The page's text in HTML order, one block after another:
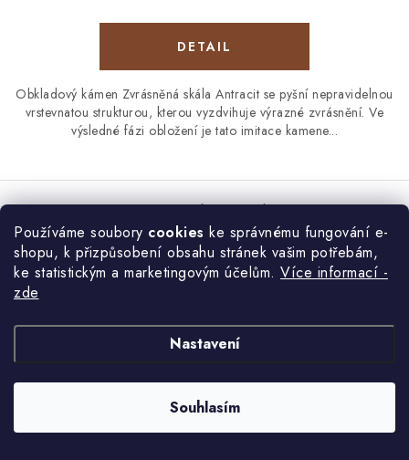
Používáme soubory cookies ke správnému fungování e-
shopu, k přizpůsobení obsahu stránek vašim potřebám,
ke statistickým a marketingovým účelům. Více informací -
zde
Nastavení
Souhlasím
Obkladový kámen Zvrásněná skála Antracit se pyšní nepravidelnou
vrstevnatou strukturou, kterou vyzdvihuje výrazné zvrásnění. Ve
výsledné fázi obložení je tato imitace kamene...